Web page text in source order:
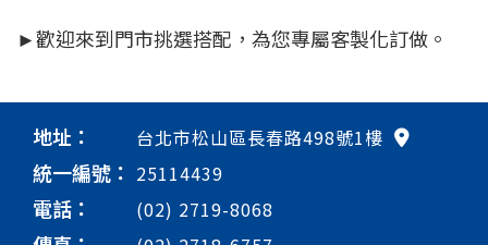
►歡迎來到門市挑選搭配，為您專屬客製化訂做。
地址： 台北市松山區長春路498號1樓
統一編號： 25114439
電話： (02) 2719-8068